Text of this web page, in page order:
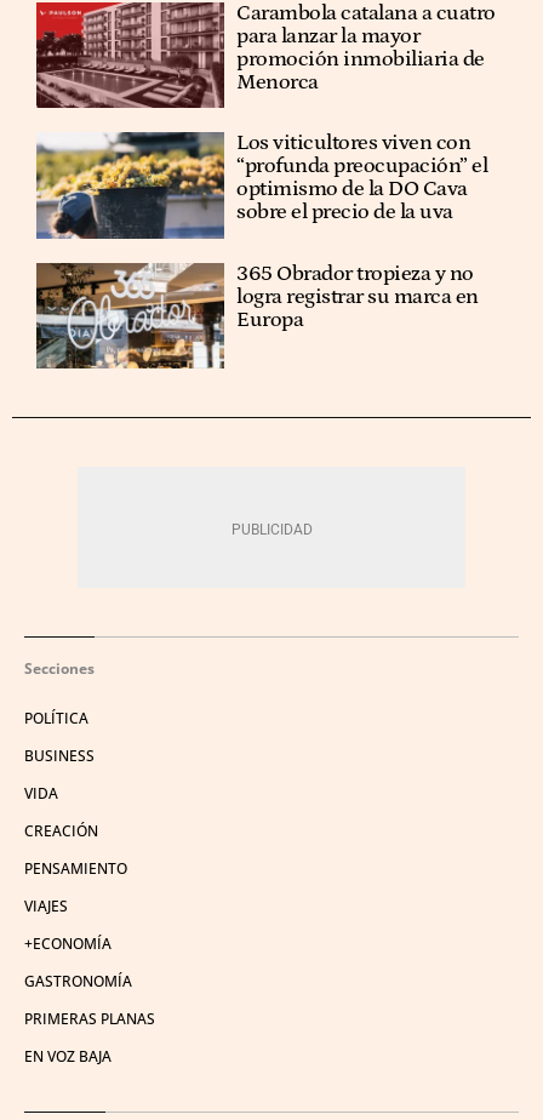
Carambola catalana a cuatro
para lanzar la mayor
promoción inmobiliaria de
Menorca
Los viticultores viven con
“profunda preocupación” el
optimismo de la DO Cava
sobre el precio de la uva
365 Obrador tropieza y no
logra registrar su marca en
Europa
Secciones
POLÍTICA
BUSINESS
VIDA
CREACIÓN
PENSAMIENTO
VIAJES
+ECONOMÍA
GASTRONOMÍA
PRIMERAS PLANAS
EN VOZ BAJA